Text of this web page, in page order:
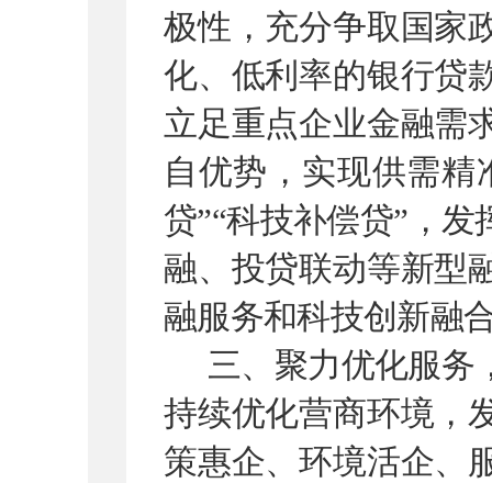
极性，充分争取国家
化、低利率的银行贷
立足重点企业金融需
自优势，实现供需精
贷”“科技补偿贷” ，
融、投贷联动等新型
融服务和科技创新融
三、聚力优化服务
持续优化营商环境，
策惠企、环境活企、